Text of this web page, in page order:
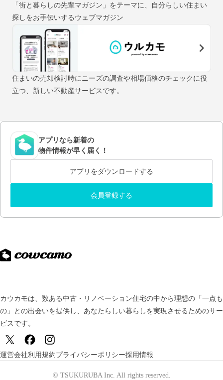
「街と暮らしの先輩マガジン」をテーマに、自分らしい住まい
探しをお手伝いするウェブマガジン
住まいの売却検討時にニーズの調査や相場価格のチェックに役
立つ、新しい不動産サービスです。
アプリなら新着の
物件情報が早く届く！
アプリをダウンロードする
会員登録する
カウカモは、数ある中古・リノベーション住宅の中から理想の「一点も
の」との出会いを提供し、 あなたらしい暮らしを実現させるためのサー
ビスです。
運営会社利用規約プライバシーポリシー採用情報
© TSUKURUBA Inc. All rights reserved.